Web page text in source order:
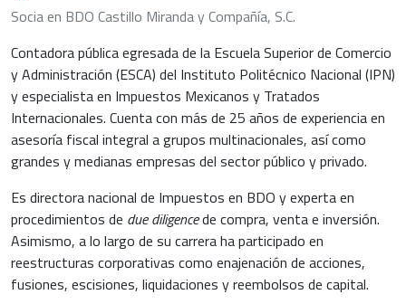
Socia en BDO Castillo Miranda y Compañía, S.C.
Contadora pública egresada de la Escuela Superior de Comercio
y Administración (ESCA) del Instituto Politécnico Nacional (IPN)
y especialista en Impuestos Mexicanos y Tratados
Internacionales. Cuenta con más de 25 años de experiencia en
asesoría fiscal integral a grupos multinacionales, así como
grandes y medianas empresas del sector público y privado.
Es directora nacional de Impuestos en BDO y experta en
procedimientos de due diligencede compra, venta e inversión.
Asimismo, a lo largo de su carrera ha participado en
reestructuras corporativas como enajenación de acciones,
fusiones, escisiones, liquidaciones y reembolsos de capital.